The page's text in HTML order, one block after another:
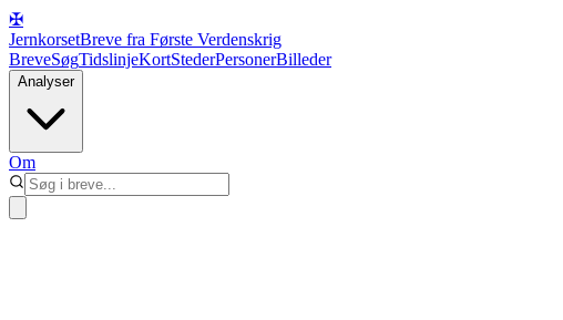
✠
JernkorsetBreve fra Første Verdenskrig
BreveSøgTidslinjeKortStederPersonerBilleder
Analyser
Om